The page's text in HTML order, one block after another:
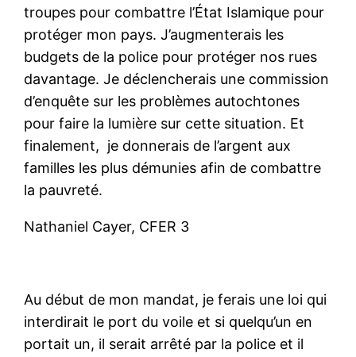
troupes pour combattre l’État Islamique pour
protéger mon pays. J’augmenterais les
budgets de la police pour protéger nos rues
davantage. Je déclencherais une commission
d’enquête sur les problèmes autochtones
pour faire la lumière sur cette situation. Et
finalement, je donnerais de l’argent aux
familles les plus démunies afin de combattre
la pauvreté.
Nathaniel Cayer, CFER 3
Au début de mon mandat, je ferais une loi qui
interdirait le port du voile et si quelqu’un en
portait un, il serait arrêté par la police et il